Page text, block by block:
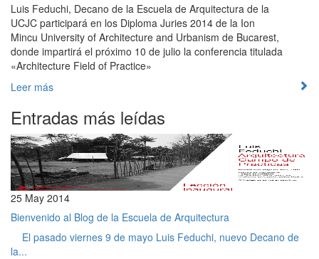
Luis Feduchi, Decano de la Escuela de Arquitectura de la
UCJC participará en los Diploma Juries 2014 de la Ion
Mincu University of Architecture and Urbanism de Bucarest,
donde impartirá el próximo 10 de julio la conferencia titulada
«Architecture Field of Practice»
Leer más
Entradas más leídas
25 May 2014
Bienvenido al Blog de la Escuela de Arquitectura
El pasado viernes 9 de mayo Luis Feduchi, nuevo Decano de
la...